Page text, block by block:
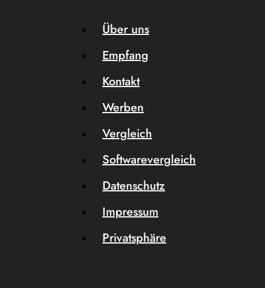
Über uns
Empfang
Kontakt
Werben
Vergleich
Softwarevergleich
Datenschutz
Impressum
Privatsphäre